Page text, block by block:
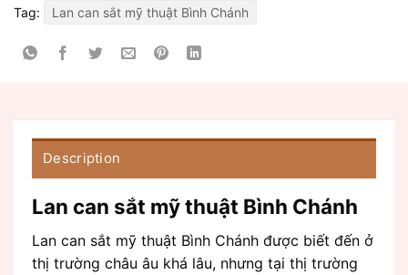
Tag:
Lan can sắt mỹ thuật Bình Chánh
Description
Lan can sắt mỹ thuật Bình Chánh
Lan can sắt mỹ thuật Bình Chánh được biết đến ở
thị trường châu âu khá lâu, nhưng tại thị trường